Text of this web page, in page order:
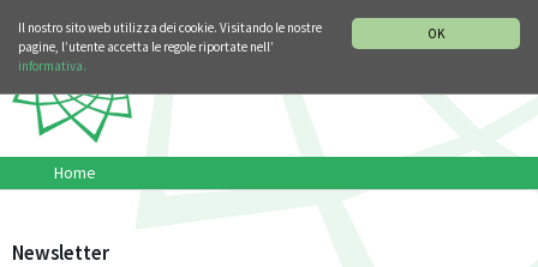
OK
Il nostro sito web utilizza dei cookie. Visitando le nostre
pagine, l’utente accetta le regole riportate nell’
informativa.
Home
Newsletter